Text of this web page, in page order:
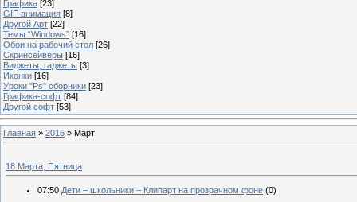
Графика [23]
GIF анимация [8]
Другой Арт [22]
Темы “Windows” [16]
Обои на рабочий стол [26]
Скринсейверы [16]
Виджеты, гаджеты [3]
Иконки [16]
Уроки "Ps" сборники [23]
Графика-софт [84]
Другой софт [53]
Главная » 2016 » Март
18 Марта, Пятница
07:50 Дети – школьники – Клипарт на прозрачном фоне (0)